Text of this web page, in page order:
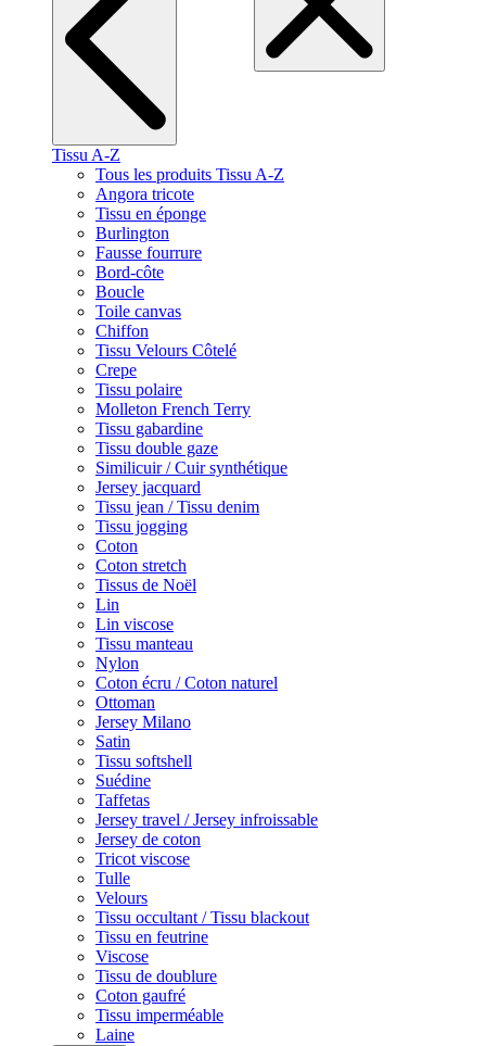
Tissu A-Z
Tous les produits Tissu A-Z
Angora tricote
Tissu en éponge
Burlington
Fausse fourrure
Bord-côte
Boucle
Toile canvas
Chiffon
Tissu Velours Côtelé
Crepe
Tissu polaire
Molleton French Terry
Tissu gabardine
Tissu double gaze
Similicuir / Cuir synthétique
Jersey jacquard
Tissu jean / Tissu denim
Tissu jogging
Coton
Coton stretch
Tissus de Noël
Lin
Lin viscose
Tissu manteau
Nylon
Coton écru / Coton naturel
Ottoman
Jersey Milano
Satin
Tissu softshell
Suédine
Taffetas
Jersey travel / Jersey infroissable
Jersey de coton
Tricot viscose
Tulle
Velours
Tissu occultant / Tissu blackout
Tissu en feutrine
Viscose
Tissu de doublure
Coton gaufré
Tissu imperméable
Laine